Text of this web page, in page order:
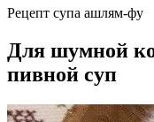
Рецепт супа ашлям-фу
Для шумной
пивной суп